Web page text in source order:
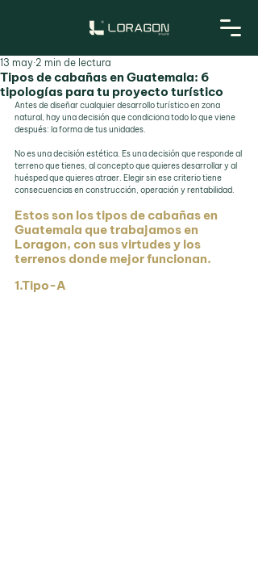
Tipos de cabañas en Guatemala: 6
tipologías para tu proyecto turístico
13 may 2 min de lectura
Antes de diseñar cualquier desarrollo turístico en zona
natural, hay una decisión que condiciona todo lo que viene
después: la forma de tus unidades.
No es una decisión estética. Es una decisión que responde al
terreno que tienes, al concepto que quieres desarrollar y al
huésped que quieres atraer. Elegir sin ese criterio tiene
consecuencias en construcción, operación y rentabilidad.
Estos son los tipos de cabañas en
Guatemala que trabajamos en
Loragon, con sus virtudes y los
terrenos donde mejor funcionan.
1.Tipo-A